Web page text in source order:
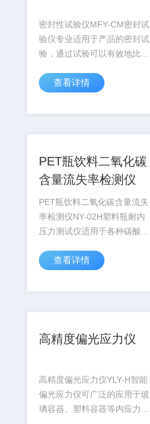
密封性试验仪MFY-CM密封试
验仪专业适用于产品的密封试
验，通过试验可以有效地比较
密封性能，是食品、塑料软包
理想的密封试验检测仪器。
查看详情
PET瓶饮料二氧化碳
含量流失率检测仪
PET瓶饮料二氧化碳含量流失
率检测仪NY-02H塑料瓶耐内
压力测试仪适用于各种碳酸饮
爆破试验，产品依据
酯）PET碳酸饮料瓶标准中对
查看详情
高精度偏光应力仪
高精度偏光应力仪YLY-H智能
偏光应力仪可广泛的应用于玻
璃容器、塑料容器等内应力的